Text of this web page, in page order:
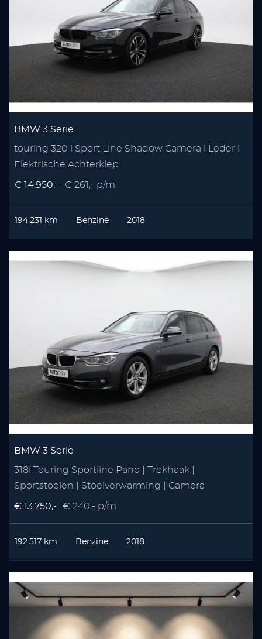
BMW 3 Serie
touring 320 i Sport Line Shadow Camera l Leder l
Elektrische Achterklep
€ 14.950,- € 261,- p/m
194.231 km Benzine 2018
BMW 3 Serie
318i Touring Sportline Pano | Trekhaak |
Sportstoelen | Stoelverwarming | Camera
€ 13.750,- € 240,- p/m
192.517 km Benzine 2018